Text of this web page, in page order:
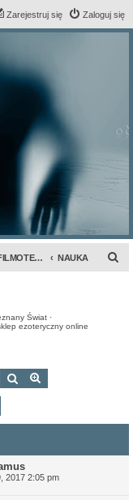
Zaloguj się
Zarejestruj się
FILMOTEKA INFRA NAUKA
Świat·
ezoteryczny online
Szukaj
2017 2:05 pm